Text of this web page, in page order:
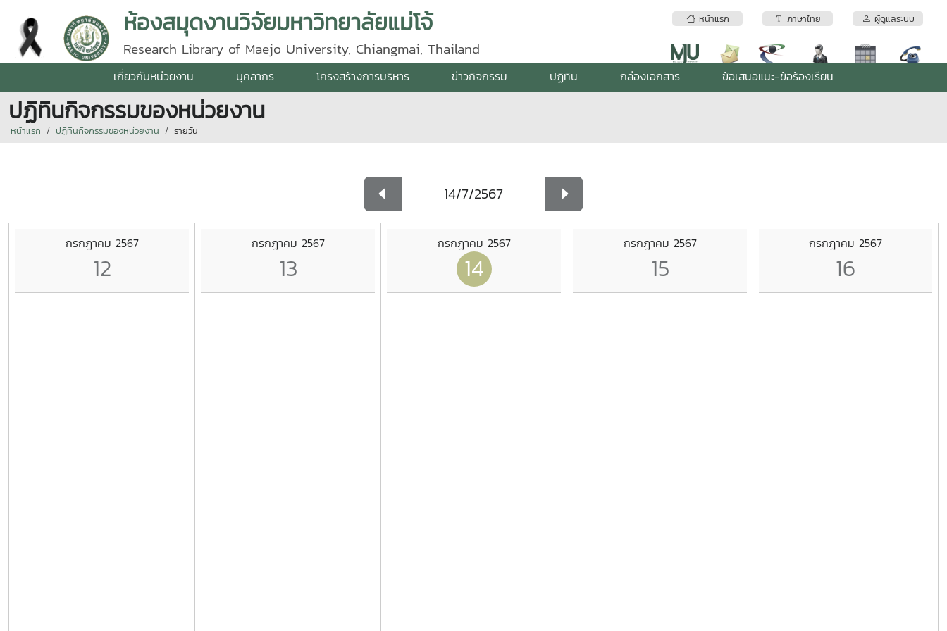
หน้าแรก ภาษาไทย ผู้ดูแลระบบ
ห้องสมุดงานวิจัยมหาวิทยาลัยแม่โจ้
Research Library of Maejo University, Chiangmai, Thailand
เกี่ยวกับหน่วยงาน บุคลากร โครงสร้างการบริหาร ข่าวกิจกรรม ปฏิทิน กล่องเอกสาร ข้อเสนอแนะ-ข้อร้องเรียน
ปฏิทินกิจกรรมของหน่วยงาน
หน้าแรก ปฏิทินกิจกรรมของหน่วยงาน รายวัน
กรกฎาคม 2567
12
กรกฎาคม 2567
13
กรกฎาคม 2567
14
กรกฎาคม 2567
15
กรกฎาคม 2567
16